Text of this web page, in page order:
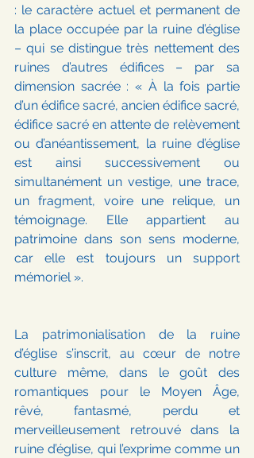
: le caractère actuel et permanent de
la place occupée par la ruine d’église
– qui se distingue très nettement des
ruines d’autres édifices – par sa
dimension sacrée : « À la fois partie
d’un édifice sacré, ancien édifice sacré,
édifice sacré en attente de relèvement
ou d’anéantissement, la ruine d’église
est ainsi successivement ou
simultanément un vestige, une trace,
un fragment, voire une relique, un
témoignage. Elle appartient au
patrimoine dans son sens moderne,
car elle est toujours un support
mémoriel ».
La patrimonialisation de la ruine
d’église s’inscrit, au cœur de notre
culture même, dans le goût des
romantiques pour le Moyen Âge,
rêvé, fantasmé, perdu et
merveilleusement retrouvé dans la
ruine d’église, qui l’exprime comme un